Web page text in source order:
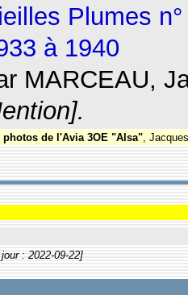
Plumes
à 1940
MARCEAU,
photos de l'Avia 3OE "Alsa" ,
: 2022-09-22]